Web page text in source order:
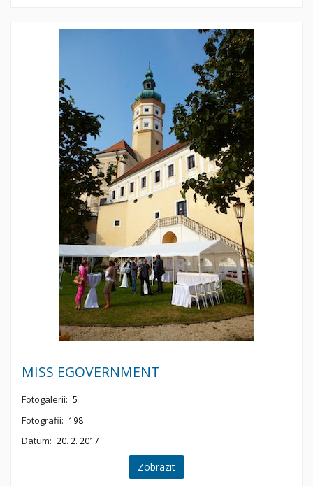
MISS EGOVERNMENT
Fotogalerií: 5
Fotografií: 198
Datum: 20. 2. 2017
Zobrazit